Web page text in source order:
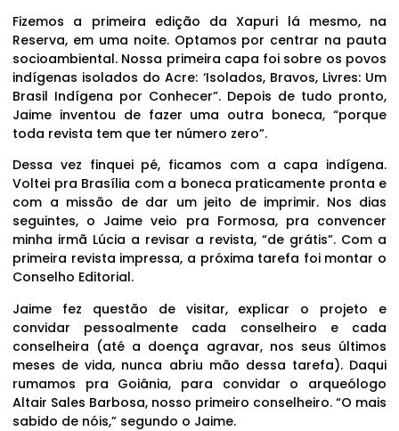
Fizemos a primeira edição da Xapuri lá mesmo, na
Reserva, em uma noite. Optamos por centrar na pauta
socioambiental. Nossa primeira capa foi sobre os povos
indígenas isolados do Acre: ‘Isolados, Bravos, Livres: Um
Brasil Indígena por Conhecer”. Depois de tudo pronto,
Jaime inventou de fazer uma outra boneca, “porque
toda revista tem que ter número zero”.
Dessa vez finquei pé, ficamos com a capa indígena.
Voltei pra Brasília com a boneca praticamente pronta e
com a missão de dar um jeito de imprimir. Nos dias
seguintes, o Jaime veio pra Formosa, pra convencer
minha irmã Lúcia a revisar a revista, “de grátis”. Com a
primeira revista impressa, a próxima tarefa foi montar o
Conselho Editorial.
Jaime fez questão de visitar, explicar o projeto e
convidar pessoalmente cada conselheiro e cada
conselheira (até a doença agravar, nos seus últimos
meses de vida, nunca abriu mão dessa tarefa). Daqui
rumamos pra Goiânia, para convidar o arqueólogo
Altair Sales Barbosa, nosso primeiro conselheiro. “O mais
sabido de nóis,” segundo o Jaime.